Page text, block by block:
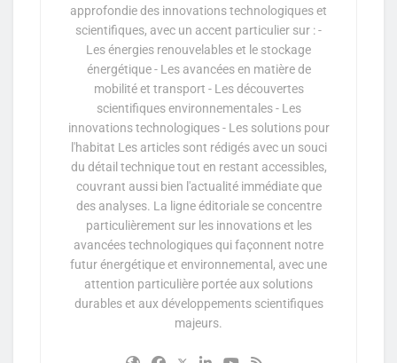
approfondie des innovations technologiques et
scientifiques, avec un accent particulier sur : -
Les énergies renouvelables et le stockage
énergétique - Les avancées en matière de
mobilité et transport - Les découvertes
scientifiques environnementales - Les
innovations technologiques - Les solutions pour
l'habitat Les articles sont rédigés avec un souci
du détail technique tout en restant accessibles,
couvrant aussi bien l'actualité immédiate que
des analyses. La ligne éditoriale se concentre
particulièrement sur les innovations et les
avancées technologiques qui façonnent notre
futur énergétique et environnemental, avec une
attention particulière portée aux solutions
durables et aux développements scientifiques
majeurs.